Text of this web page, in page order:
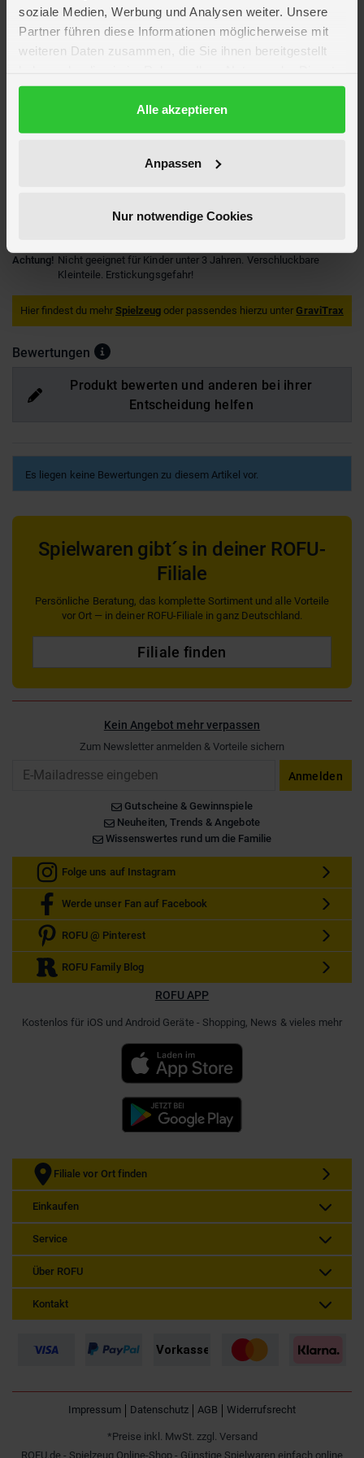
soziale Medien, Werbung und Analysen weiter. Unsere
Partner führen diese Informationen möglicherweise mit
weiteren Daten zusammen, die Sie ihnen bereitgestellt
gesammelt haben.
DatenschutzerklärungAlle akzeptieren
Anpassen
Nur notwendige Cookies
Artikelmerkmale
Länge ca. 11,7 cm
Breite ca. 11,4 cm
Gravitrax
4005556224173
Achtung! Nicht geeignet für Kinder unter 3 Jahren. Verschluckbare
Kleinteile. Erstickungsgefahr!
Hier findest du mehr Spielzeug oder passendes hierzu unterGraviTrax
Bewertungen
Produkt bewerten und anderen bei ihrer
Entscheidung helfen
Es liegen keine Bewertungen zu diesem Artikel vor.
Spielwaren gibt´s in deiner ROFU-
Filiale
Persönliche Beratung, das komplette Sortiment und alle Vorteile
vor Ort — in deiner ROFU-Filiale in ganz Deutschland.
Filiale finden
Kein Angebot mehr verpassen
Zum Newsletter anmelden & Vorteile sichern
Anmelden
Gutscheine & Gewinnspiele
Neuheiten, Trends & Angebote
Wissenswertes rund um die Familie
Folge uns auf Instagram
Werde unser Fan auf Facebook
ROFU @ Pinterest
ROFU Family Blog
ROFU APP
Kostenlos für iOS und Android Geräte - Shopping, News & vieles mehr
Filiale vor Ort finden
Einkaufen
Service
Über ROFU
Kontakt
Impressum Datenschutz AGB Widerrufsrecht
*Preise inkl. MwSt. zzgl. Versand
ROFU.de - Spielzeug Online-Shop - Günstige Spielwaren einfach online